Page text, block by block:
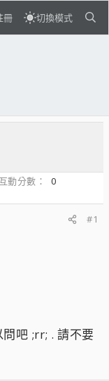
冊 切換模式
互動分數
0
#1
吧 ;rr; . 請不要